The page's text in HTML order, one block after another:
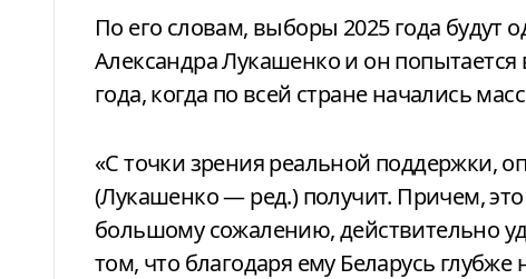
По его словам, выборы 2025 года будут
Александра Лукашенко и он попытается
года, когда по всей стране начались
«С точки зрения реальной поддержки,
(Лукашенко — ред.) получит. Причем, это
большому сожалению, действительно
том, что благодаря ему Беларусь